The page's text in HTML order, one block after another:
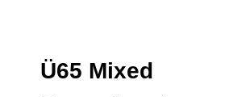
Ü65 Mixed